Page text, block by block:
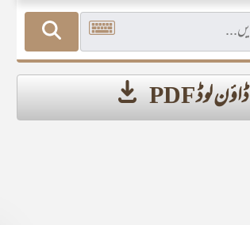
ڈاؤن لوڈ PDF